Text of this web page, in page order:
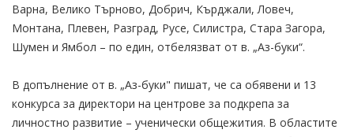
Варна, Велико Търново, Добрич, Кърджали, Ловеч,
Монтана, Плевен, Разград, Русе, Силистра, Стара Загора,
Шумен и Ямбол – по един, отбелязват от в. „Аз-буки“.
В допълнение от в. „Аз-буки" пишат, че са обявени и 13
конкурса за директори на центрове за подкрепа за
личностно развитие – ученически общежития. В областите